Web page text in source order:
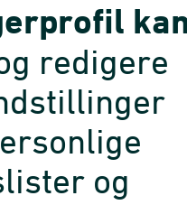
redigere
og